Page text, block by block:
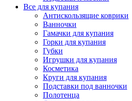
Все для купания
Антискользящие коврики
Ванночки
Гамачки для купания
Горки для купания
Губки
Игрушки для купания
Косметика
Круги для купания
Подставки под ванночки
Полотенца